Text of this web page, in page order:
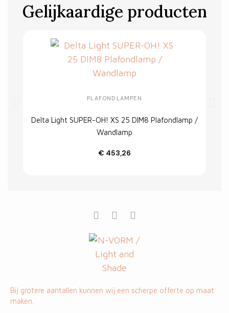
Gelijkaardige producten
PLAFONDLAMPEN
Delta Light SUPER-OH! XS 25 DIM8 Plafondlamp /
Wandlamp
€ 453,26
Customize
Bij grotere aantallen kunnen wij een scherpe offerte op maat
maken.